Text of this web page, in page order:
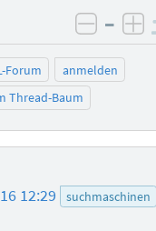
–
Forum
anmelden
Thread-Baum
12:29
suchmaschinen